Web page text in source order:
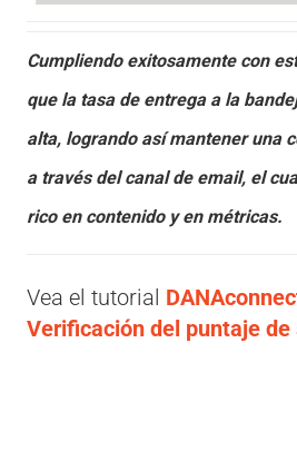
Cumpliendo exitosamente con
que la tasa de entrega a la
alta, logrando así mantener una
a través del canal de email, el
rico en contenido y en métricas.
Vea el tutorial
Verificación del puntaje de